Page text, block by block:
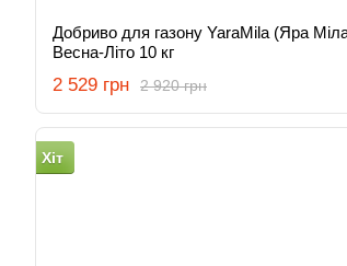
Добриво для газону YaraMila (Яра
Весна-Літо 10 кг
2 920 грн
2 529 грн
Хіт